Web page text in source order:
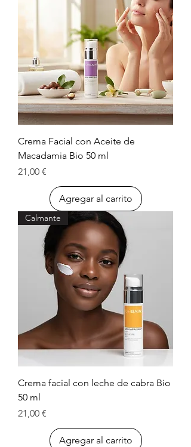
Crema Facial con Aceite de
Macadamia Bio 50 ml
Precio
21,00 €
Agregar al carrito
Calmante
Crema facial con leche de cabra Bio
50 ml
Precio
21,00 €
Agregar al carrito